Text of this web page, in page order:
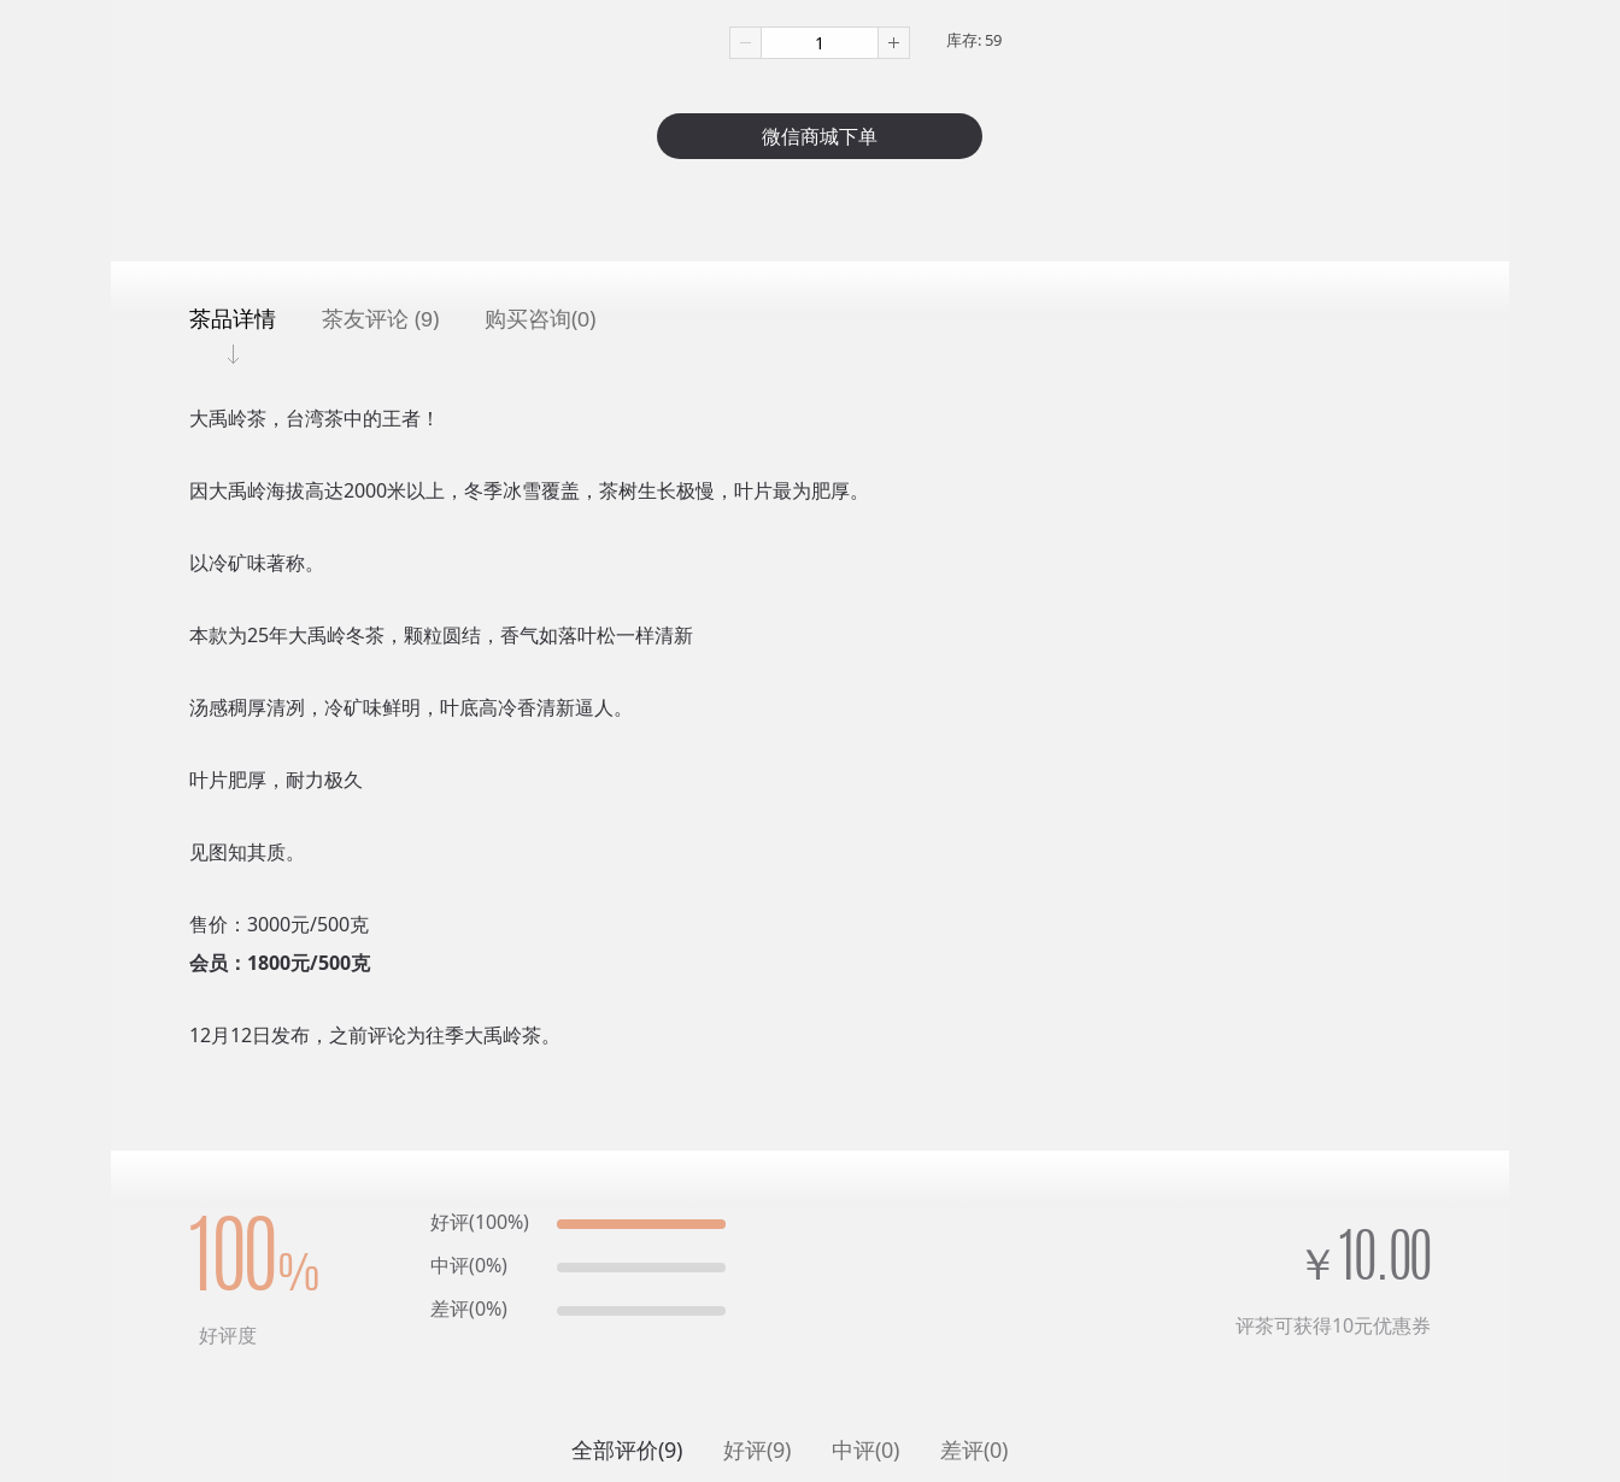
库存: 59
茶品详情 茶友评论 (9) 购买咨询(0)
大禹岭茶，台湾茶中的王者！
因大禹岭海拔高达2000米以上，冬季冰雪覆盖，茶树生长极慢，叶片最为肥厚。
以冷矿味著称。
本款为25年大禹岭冬茶，颗粒圆结，香气如落叶松一样清新
汤感稠厚清冽，冷矿味鲜明，叶底高冷香清新逼人。
叶片肥厚，耐力极久
见图知其质。
售价：3000元/500克
会员：1800元/500克
12月12日发布，之前评论为往季大禹岭茶。
100%
好评度
好评(100%)
中评(0%)
差评(0%)
￥ 10.00
评茶可获得10元优惠券
全部评价(9) 好评(9) 中评(0) 差评(0)